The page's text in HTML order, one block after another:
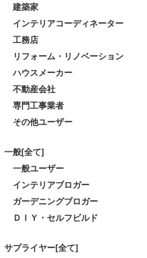
建築家
インテリアコーディネーター
工務店
リフォーム・リノベーション
ハウスメーカー
不動産会社
専門工事業者
その他ユーザー
一般[全て]
一般ユーザー
インテリアブロガー
ガーデニングブロガー
ＤＩＹ・セルフビルド
サプライヤー[全て]